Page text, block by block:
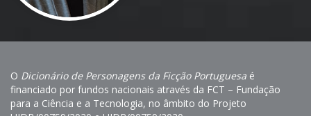
O Dicionário de Personagens da Ficção Portuguesa é
financiado por fundos nacionais através da FCT – Fundação
para a Ciência e a Tecnologia, no âmbito do Projeto